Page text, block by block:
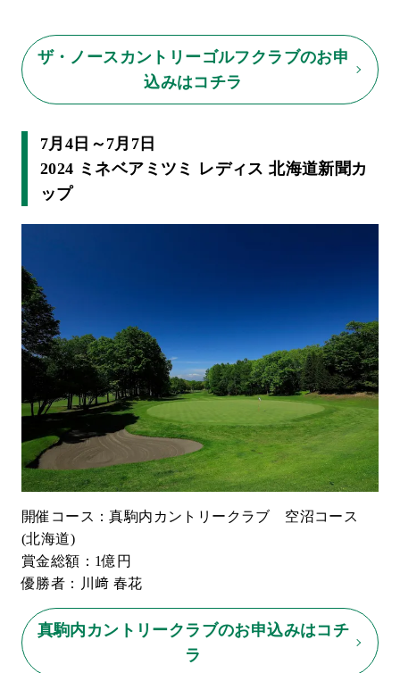
ザ・ノースカントリーゴルフクラブのお申
込みはコチラ
7月4日～7月7日
2024 ミネベアミツミ レディス 北海道新聞カ
ップ
開催コース：真駒内カントリークラブ 空沼コース
(北海道)
賞金総額：1億円
優勝者：川﨑 春花
真駒内カントリークラブのお申込みはコチ
ラ